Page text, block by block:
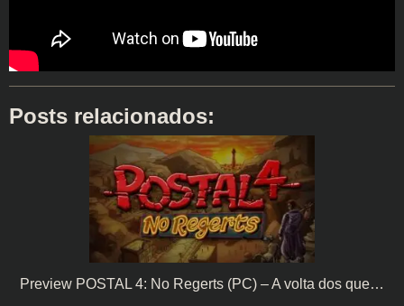
Posts relacionados:
Preview POSTAL 4: No Regerts (PC) – A volta dos que…